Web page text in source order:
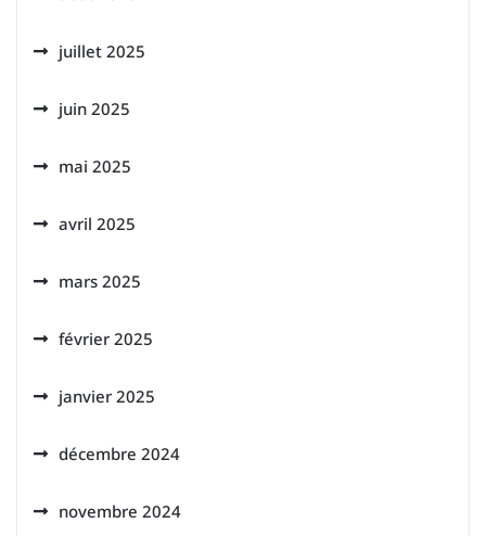
juillet 2025
juin 2025
mai 2025
avril 2025
mars 2025
février 2025
janvier 2025
décembre 2024
novembre 2024